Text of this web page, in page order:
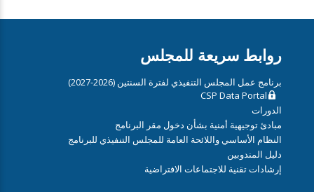
روابط سريعة للمجلس
برنامج عمل المجلس التنفيذي لفترة السنتين (2026-2027)
CSP Data Portal
الدورات
مبادئ توجيهية أمنية بشأن دخول مقر البرنامج
النظام الأساسي واللائحة العامة للمجلس التنفيذي للبرنامج
دليل المندوبين
إرشادات تقنية للاجتماعات الافتراضية